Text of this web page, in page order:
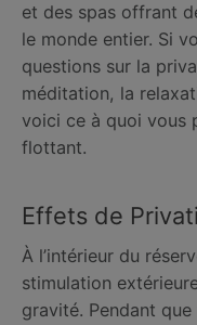
et des spas offrant
le monde entier. Si
questions sur la
méditation, la
voici ce à quoi vous
flottant.
Effets de
À l’intérieur du
stimulation
gravité. Pendant